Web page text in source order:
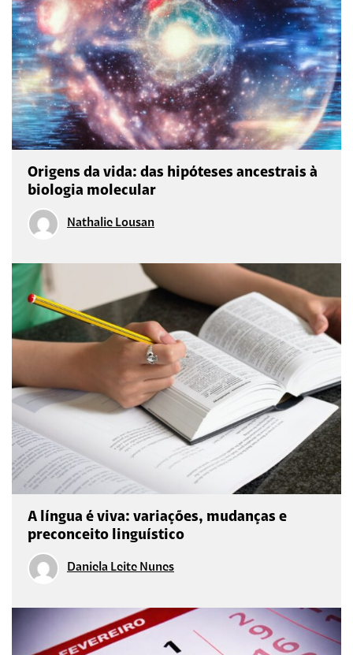
Origens da vida: das hipóteses ancestrais à
biologia molecular
Nathalie Lousan
A língua é viva: variações, mudanças e
preconceito linguístico
Daniela Leite Nunes